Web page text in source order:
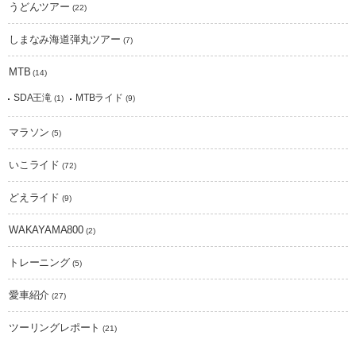
うどんツアー (22)
しまなみ海道弾丸ツアー (7)
MTB (14)
SDA王滝 (1) MTBライド (9)
マラソン (5)
いこライド (72)
どえライド (9)
WAKAYAMA800(2)
トレーニング (5)
愛車紹介 (27)
ツーリングレポート (21)